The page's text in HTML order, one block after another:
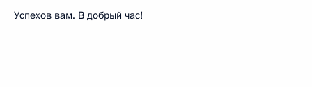
Успехов вам. В добрый час!